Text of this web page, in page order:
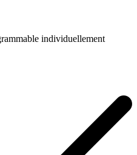
individuellement